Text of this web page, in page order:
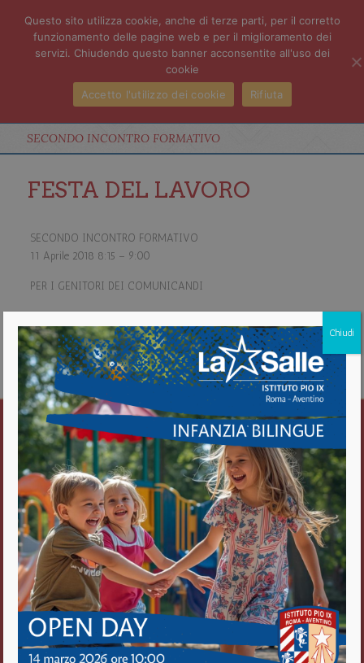
SECONDO INCONTRO FORMATIVO
FESTA DEL LAVORO
SECONDO INCONTRO FORMATIVO
11 Aprile 2018 8:15 – 9:00
PER I GENITORI DEI COMUNICANDI
about SECONDO INCONTRO FORMATIVO
Vedi il calendario completo
Istituto Pio IX
Roma Aventino
Fratelli delle Scuole Cristiane
Chiudi
Questo sito utilizza cookie, anche di terze parti, per il corretto
funzionamento delle pagine web e per il miglioramento dei
servizi. Chiudendo questo banner acconsentite all'uso dei
cookie
Accetto l'utilizzo dei cookie
Rifiuta